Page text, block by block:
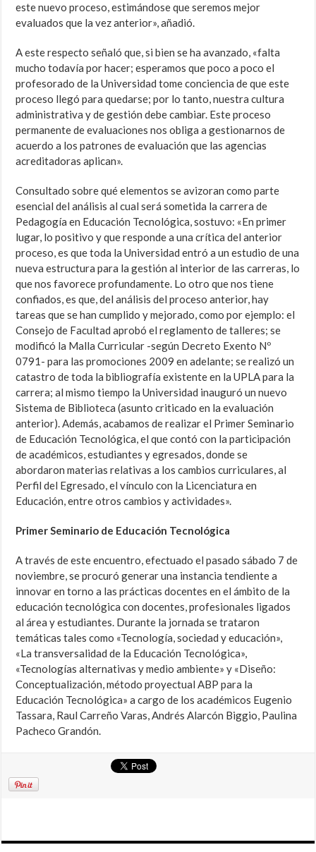
este nuevo proceso, estimándose que seremos mejor
evaluados que la vez anterior», añadió.
A este respecto señaló que, si bien se ha avanzado, «falta
mucho todavía por hacer; esperamos que poco a poco el
profesorado de la Universidad tome conciencia de que este
proceso llegó para quedarse; por lo tanto, nuestra cultura
administrativa y de gestión debe cambiar. Este proceso
permanente de evaluaciones nos obliga a gestionarnos de
acuerdo a los patrones de evaluación que las agencias
acreditadoras aplican».
Consultado sobre qué elementos se avizoran como parte
esencial del análisis al cual será sometida la carrera de
Pedagogía en Educación Tecnológica, sostuvo: «En primer
lugar, lo positivo y que responde a una crítica del anterior
proceso, es que toda la Universidad entró a un estudio de una
nueva estructura para la gestión al interior de las carreras, lo
que nos favorece profundamente. Lo otro que nos tiene
confiados, es que, del análisis del proceso anterior, hay
tareas que se han cumplido y mejorado, como por ejemplo: el
Consejo de Facultad aprobó el reglamento de talleres; se
modificó la Malla Curricular -según Decreto Exento Nº
0791- para las promociones 2009 en adelante; se realizó un
catastro de toda la bibliografía existente en la UPLA para la
carrera; al mismo tiempo la Universidad inauguró un nuevo
Sistema de Biblioteca (asunto criticado en la evaluación
anterior). Además, acabamos de realizar el Primer Seminario
de Educación Tecnológica, el que contó con la participación
de académicos, estudiantes y egresados, donde se
abordaron materias relativas a los cambios curriculares, al
Perfil del Egresado, el vínculo con la Licenciatura en
Educación, entre otros cambios y actividades».
Primer Seminario de Educación Tecnológica
A través de este encuentro, efectuado el pasado sábado 7 de
noviembre, se procuró generar una instancia tendiente a
innovar en torno a las prácticas docentes en el ámbito de la
educación tecnológica con docentes, profesionales ligados
al área y estudiantes. Durante la jornada se trataron
temáticas tales como «Tecnología, sociedad y educación»,
«La transversalidad de la Educación Tecnológica»,
«Tecnologías alternativas y medio ambiente» y «Diseño:
Conceptualización, método proyectual ABP para la
Educación Tecnológica» a cargo de los académicos Eugenio
Tassara, Raul Carreño Varas, Andrés Alarcón Biggio, Paulina
Pacheco Grandón.